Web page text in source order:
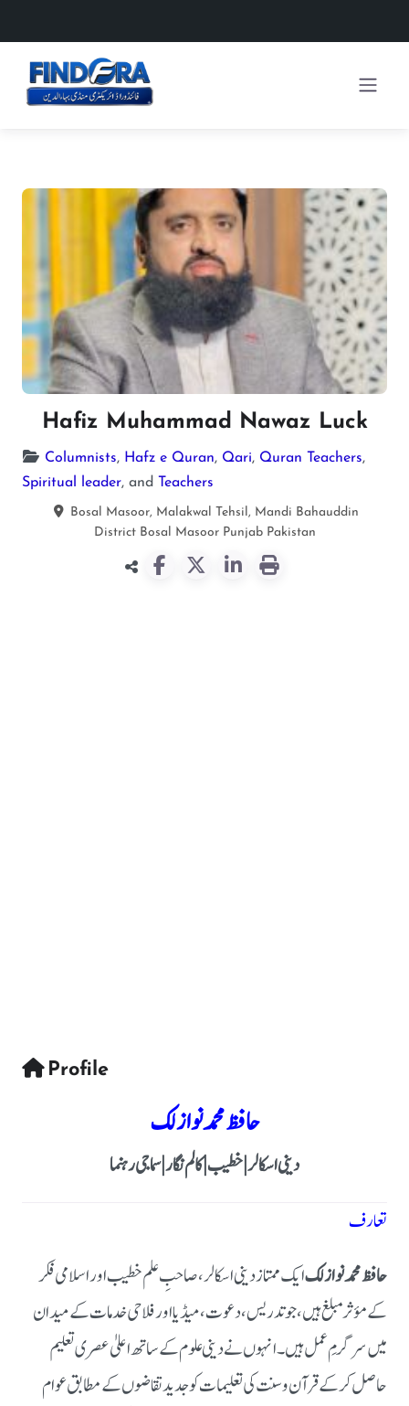
Hafiz Muhammad Nawaz Luck
Columnists, Hafz e Quran, Qari, Quran Teachers,
Spiritual leader, and Teachers
Bosal Masoor, Malakwal Tehsil, Mandi Bahauddin
District Bosal Masoor Punjab Pakistan
Profile
حافظ محمد نواز لک
دینی اسکالر | خطیب | کالم نگار | سماجی رہنما
تعارف
حافظ محمد نواز لکایک ممتاز دینی اسکالر، صاحبِ علم خطیب اور اسلامی فکر
کے مؤثر مبلغ ہیں، جو تدریس، دعوت، میڈیا اور فلاحی خدمات کے میدان
میں سرگرمِ عمل ہیں۔ انہوں نے دینی علوم کے ساتھ اعلیٰ عصری تعلیم
حاصل کر کے قرآن و سنت کی تعلیمات کو جدید تقاضوں کے مطابق عوام